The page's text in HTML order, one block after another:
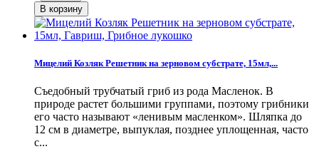
Мицелий Козляк Решетник на зерновом субстрате, 15мл,...
Съедобный трубчатый гриб из рода Масленок. В
природе растет большими группами, поэтому грибники
его часто называют «ленивым масленком». Шляпка до
12 см в диаметре, выпуклая, позднее уплощенная, часто
с...